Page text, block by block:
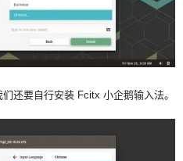
还要自行安装 Fcitx 小企鹅输入法。